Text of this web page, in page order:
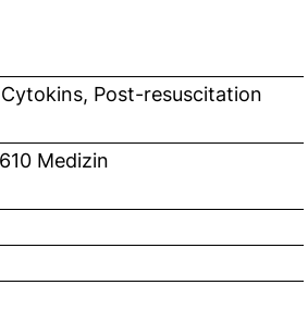
Post-resuscitation
Medizin